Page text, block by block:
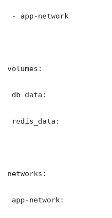
- app-network
volumes:
db_data:
redis_data:
networks:
app-network: